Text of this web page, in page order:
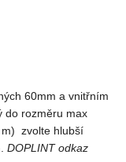
60mm a vnitřním
do rozměru max
m) zvolte hlubší
DOPLINT odkaz